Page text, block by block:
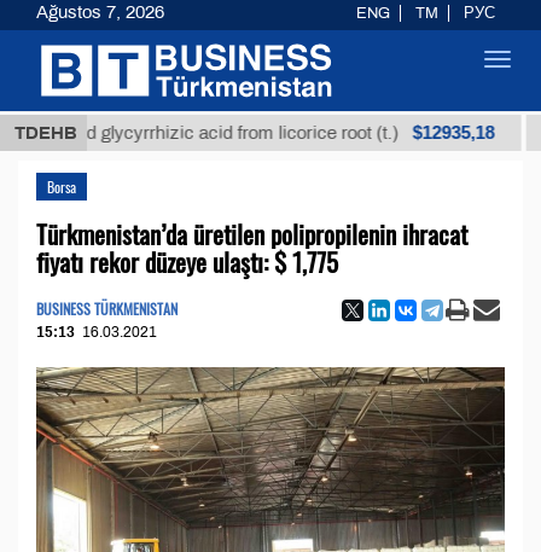
TDEHB
glycyrrhizic acid from licorice root (t.) $12935,18 Low-
Borsa
Türkmenistan’da üretilen polipropilenin ihracat
fiyatı rekor düzeye ulaştı: $ 1,775
BUSINESS TÜRKMENISTAN
15:13 16.03.2021
Ağustos 7, 2026 ENG TM РУС